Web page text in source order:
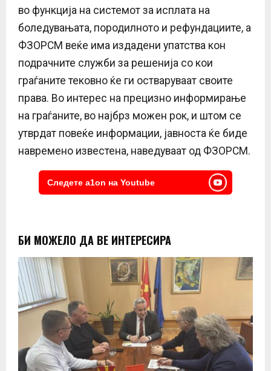
во функција на системот за исплата на
боледувањата, породилното и рефундациите, а
ФЗОРСМ веќе има издадени упатства кон
подрачните служби за решенија со кои
граѓаните тековно ќе ги остваруваат своите
права. Во интерес на прецизно информирање
на граѓаните, во најбрз можен рок, и штом се
утврдат повеќе информации, јавноста ќе биде
навремено известена, наведуваат од ФЗОРСМ.
Следете a1on на Youtube
БИ МОЖЕЛО ДА ВЕ ИНТЕРЕСИРА